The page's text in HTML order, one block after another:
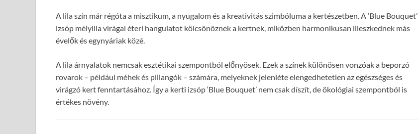
A lila szín már régóta a misztikum, a nyugalom és a kreativitás szimbóluma a kertészetben. A ‘Blue Bouquet’
izsóp mélylila virágai éteri hangulatot kölcsönöznek a kertnek, miközben harmonikusan illeszkednek más
évelők és egynyáriak közé.
A lila árnyalatok nemcsak esztétikai szempontból előnyösek. Ezek a színek különösen vonzóak a beporzó
rovarok – például méhek és pillangók – számára, melyeknek jelenléte elengedhetetlen az egészséges és
virágzó kert fenntartásához. Így a kerti izsóp ‘Blue Bouquet’ nem csak díszít, de ökológiai szempontból is
értékes növény.